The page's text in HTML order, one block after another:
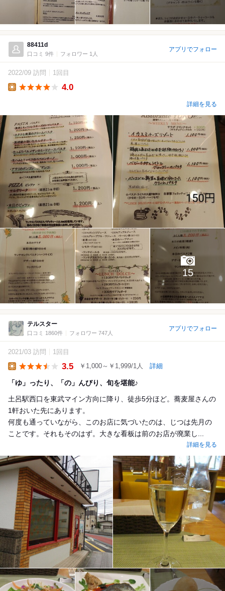
88411d
口コミ 9件 フォロワー 1人
アプリでフォロー
2022/09 訪問 1回目
4.0
詳細を見る
15
テルスター
口コミ 1860件 フォロワー 747人
アプリでフォロー
2021/03 訪問 1回目
3.5 ￥1,000～￥1,999/1人 詳細
「ゆ」ったり、「の」んびり、旬を堪能♪
土呂駅西口を東武マイン方向に降り、徒歩5分ほど。蕎麦屋さんの
1軒おいた先にあります。
何度も通っていながら、このお店に気づいたのは、じつは先月の
ことです。それもそのはず。大きな看板は前のお店が廃業し...
詳細を見る